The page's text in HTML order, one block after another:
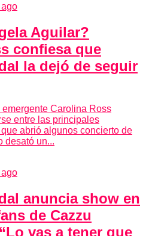
Aguilar?
confiesa que
la dejó de seguir
Carolina Ross
entre las principales
abrió algunos concierto de
desató un...
anuncia show en
de Cazzu
vas a tener que